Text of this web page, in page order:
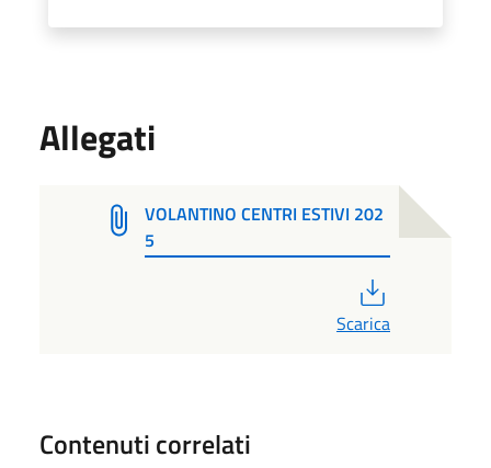
Allegati
VOLANTINO CENTRI ESTIVI 202
5
Scarica
Contenuti correlati